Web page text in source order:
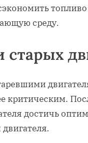
топливо
среду.
старых
критическим.
достичь